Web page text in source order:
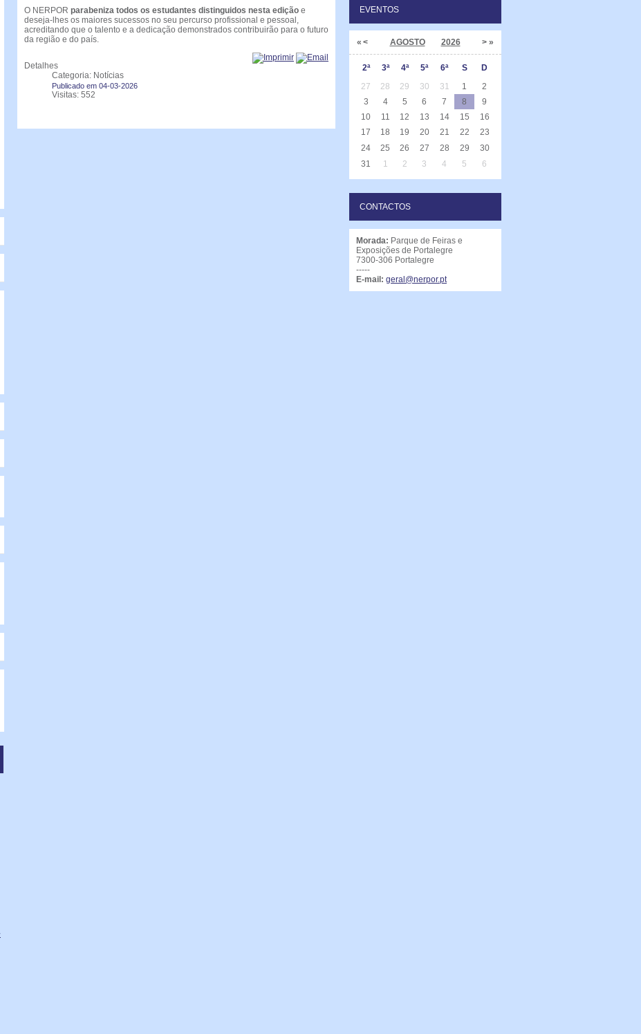
O NERPOR parabeniza todos os estudantes distinguidos nesta edição e
deseja-lhes os maiores sucessos no seu percurso profissional e pessoal,
acreditando que o talento e a dedicação demonstrados contribuirão para o futuro
da região e do país.
Detalhes
Categoria: Notícias
Publicado em 04-03-2026
Visitas: 552
EVENTOS
« < AGOSTO 2026 > »
2ª 3ª 4ª 5ª 6ª S
D
27
28 29 30 31 1
2
3
4 5 6 7 8
9
10
11 12 13 14 15
16
17
18 19 20 21 22
23
24
25 26 27 28 29
30
31
1 2 3 4 5 6
CONTACTOS
Morada: Parque de Feiras e
Exposições de Portalegre
7300-306 Portalegre
-----
E-mail: geral@nerpor.pt